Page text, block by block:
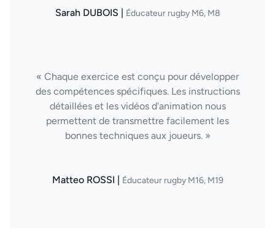
Sarah DUBOIS | Éducateur rugby M6, M8
« Chaque exercice est conçu pour développer
des compétences spécifiques. Les instructions
détaillées et les vidéos d'animation nous
permettent de transmettre facilement les
bonnes techniques aux joueurs. »
Matteo ROSSI | Éducateur rugby M16, M19